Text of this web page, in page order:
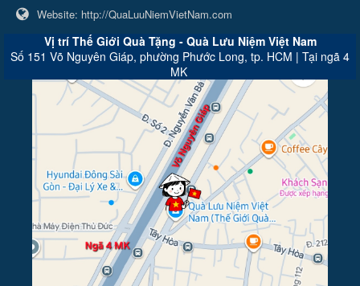
Website: http://QuaLuuNiemVietNam.com
Vị trí Thế Giới Quà Tặng - Quà Lưu Niệm Việt Nam
Số 151 Võ Nguyên Giáp, phường Phước Long, tp. HCM | Tại ngã 4
MK